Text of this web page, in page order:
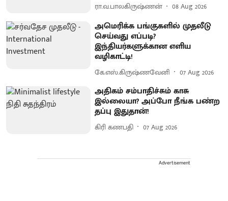
ரா.வ.பாலகிருஷ்ணன் 08 Aug 2026
அமெரிக்க பங்குகளில் முதலீடு
செய்வது எப்படி?
இந்தியர்களுக்கான எளிய
வழிகாட்டி!
கே.எஸ்.கிருஷ்ணவேனி 07 Aug 2026
அதிகம் சம்பாதிச்சும் காசு
இல்லையா? அப்போ நீங்க பண்ற
தப்பு இதுதான்!
கிரி கணபதி 07 Aug 2026
Advertisement